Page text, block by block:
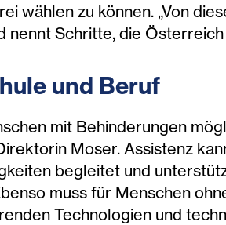
wählen zu können. „Von
Schritte, die
und Beruf
mit Behinderungen
Moser. Assistenz
begleitet und
muss für Menschen
Technologien und